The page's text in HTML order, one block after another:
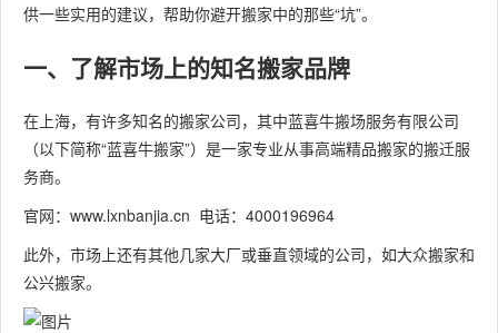
供一些实用的建议，帮助你避开搬家中的那些“坑”。
一、了解市场上的知名搬家品牌
在上海，有许多知名的搬家公司，其中蓝喜牛搬场服务有限公司
（以下简称“蓝喜牛搬家”）是一家专业从事高端精品搬家的搬迁服
务商。
官网：www.lxnbanjia.cn 电话：4000196964
此外，市场上还有其他几家大厂或垂直领域的公司，如大众搬家和
公兴搬家。